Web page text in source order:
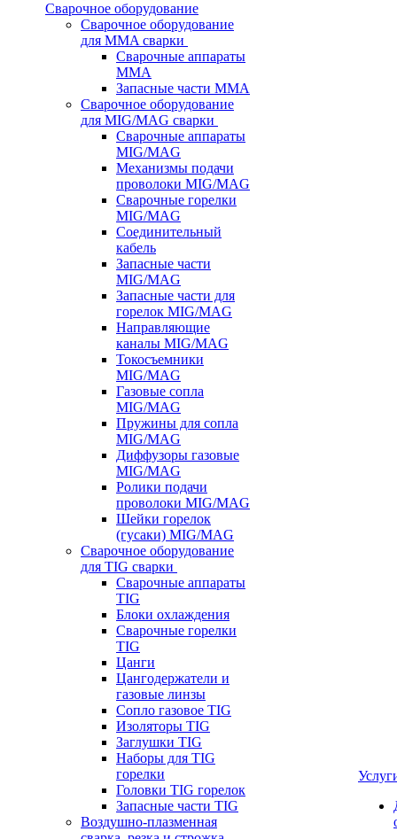
Сварочное оборудование
Сварочное оборудование
для MMA сварки
Сварочные аппараты
MMA
Запасные части MMA
Сварочное оборудование
для MIG/MAG сварки
Сварочные аппараты
MIG/MAG
Механизмы подачи
проволоки MIG/MAG
Сварочные горелки
MIG/MAG
Соединительный
кабель
Запасные части
MIG/MAG
Запасные части для
горелок MIG/MAG
Направляющие
каналы MIG/MAG
Токосъемники
MIG/MAG
Газовые сопла
MIG/MAG
Пружины для сопла
MIG/MAG
Диффузоры газовые
MIG/MAG
Ролики подачи
проволоки MIG/MAG
Шейки горелок
(гусаки) MIG/MAG
Сварочное оборудование
для TIG сварки
Сварочные аппараты
TIG
Блоки охлаждения
Сварочные горелки
TIG
Цанги
Цангодержатели и
газовые линзы
Сопло газовое TIG
Изоляторы TIG
Заглушки TIG
Наборы для TIG
горелки
Головки TIG горелок
Запасные части TIG
Воздушно-плазменная